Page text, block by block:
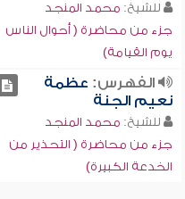
للشيخ: محمد المنجد
جزء من محاضرة ( أحوال الناس
يوم القيامة)
الفهرس: عظمة
نعيم الجنة
للشيخ: محمد المنجد
جزء من محاضرة ( التحذير من
الخدعة الكبيرة)